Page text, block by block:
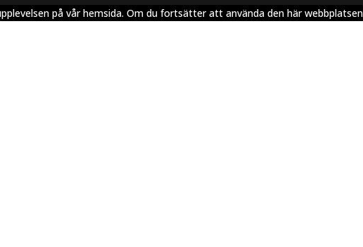
på vår hemsida. Om du fortsätter att använda den här